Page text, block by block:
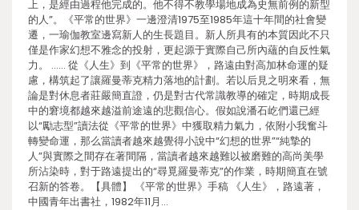
上，是經由過程他完成的。他不得不教學場地成為史無前例的新型
的人”。《平常的世界》一邊澄清1975至1985年這十年間的社會變
遷，一瑜伽教室邊寫新人的生長題目。新人所具有的本質因此不只
僅是作家幻想不雅念的投射，更起源于實際自己所內蘊的自反性氣
力。 …… 從《人生》到《平常的世界》，路遠由對高加林命運的疑
慮，構筑起了讓羅曼蒂克精力落地的計劃。若以后見之明來看，無
論是對休息者莊嚴簡直證，仍是對古代常識教導的確定，時期成長
中的窘境都越來越溢前途遠的悲觀信心。假如說潘石屹們還已經
以“勵志型”讀法從《平常的世界》中獲取精力氣力，依附小我奮斗
轉變命運，那么當讀者越來越覺得小說中“幻想的世界”“純摯的
人”與實際之間存在著間隔，當讀者越來越難以被磨難的高尚美學
所沾染時，對于路遠提出的“尋覓羅曼蒂克”的作業，時期簡直在號
召新的答卷。【具體】 《平常的世界》手稿 《人生》，路遠著，
中國青年出書社，1982年11月…